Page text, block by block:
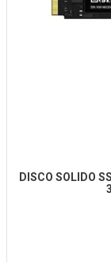
DISCO SOLIDO